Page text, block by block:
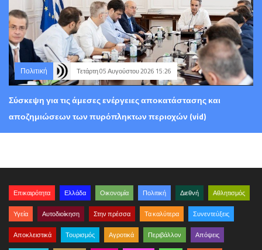
Πολιτική Τετάρτη 05 Αυγούστου 2026 15:26
Σύσκεψη για τις άμεσες ενέργειες αποκατάστασης και
αποζημιώσεων των πυρόπληκτων περιοχών (vid)
Επικαιρότητα Ελλάδα Οικονομία Πολιτική Διεθνή Αθλητισμός
Υγεία Αυτοδιοίκηση Στην πρέσσα Τα καλύτερα Συνεντεύξεις
Αποκλειστικά Τουρισμός Αγροτικά Περιβάλλον Απόψεις